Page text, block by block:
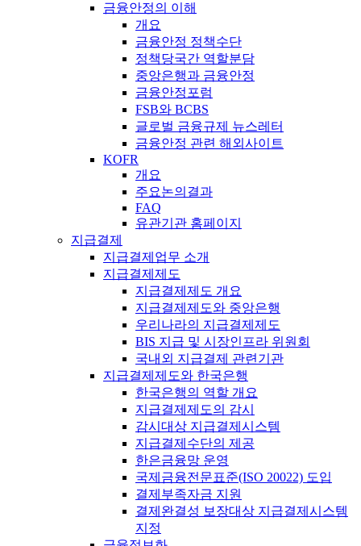
금융안정의 이해
개요
금융안정 정책수단
정책당국간 역할분담
중앙은행과 금융안정
금융안정포럼
FSB와 BCBS
글로벌 금융규제 뉴스레터
금융안정 관련 해외사이트
KOFR
개요
주요논의결과
FAQ
유관기관 홈페이지
지급결제
지급결제업무 소개
지급결제제도
지급결제제도 개요
지급결제제도와 중앙은행
우리나라의 지급결제제도
BIS 지급 및 시장인프라 위원회
국내외 지급결제 관련기관
지급결제제도와 한국은행
한국은행의 역할 개요
지급결제제도의 감시
감시대상 지급결제시스템
지급결제수단의 제공
한은금융망 운영
국제금융전문표준(ISO 20022) 도입
결제부족자금 지원
결제완결성 보장대상 지급결제시스템
지정